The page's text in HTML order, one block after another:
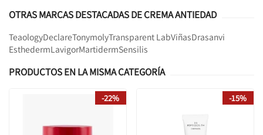
OTRAS MARCAS DESTACADAS DE CREMA ANTIEDAD
TeaologyDeclareTonymolyTransparent LabViñasDrasanvi
EsthedermLavigorMartidermSensilis
PRODUCTOS EN LA MISMA CATEGORÍA
-22% -15%